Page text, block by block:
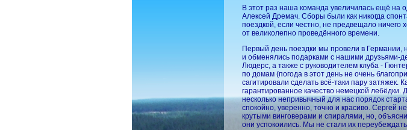
В этот раз наша команда увеличилась ещё на
Алексей Дремач. Сборы были как никогда
поездкой, если честно, не предвещало
от великолепно проведённого времени.
Первый день поездки мы провели в Германии,
и обменялись подарками с нашими друзьями-
Людерс, а также с руководителем клуба -
по домам (погода в этот день не очень
сагитировали сделать всё-таки пару затяжек.
гарантированное качество немецкой
несколько непривычный для нас порядок
спокойно, уверенно, точно и красиво. Сергей
крутыми винговерами и спиралями, но,
они успокоились. Мы не стали их